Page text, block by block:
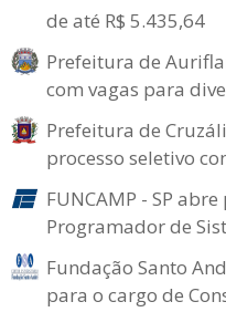
de até R$ 5.435,64
Prefeitura de
com vagas para
Prefeitura de
processo seletivo
FUNCAMP - SP
Programador de
Fundação Santo
para o cargo de